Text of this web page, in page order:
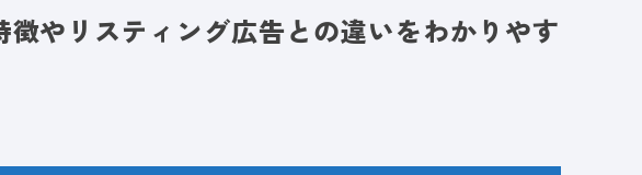
やリスティング広告との違いをわかりやす